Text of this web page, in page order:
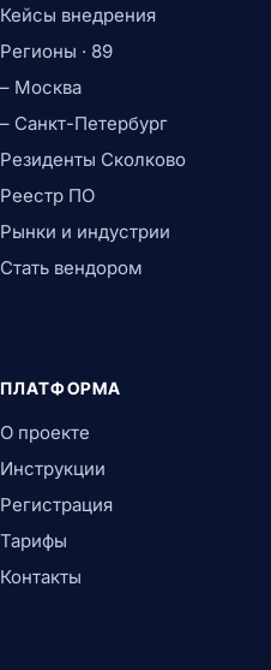
Кейсы внедрения
Регионы · 89
– Москва
– Санкт-Петербург
Резиденты Сколково
Реестр ПО
Рынки и индустрии
Стать вендором
ПЛАТФОРМА
О проекте
Инструкции
Регистрация
Тарифы
Контакты